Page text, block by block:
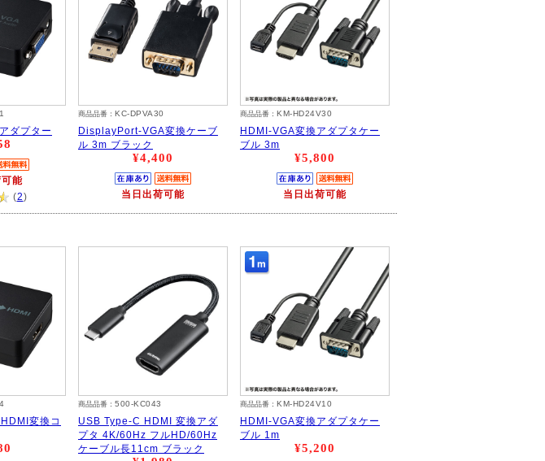
ダプター
可能
(2)
商品品番： KC-DPVA30
DisplayPort-VGA変換ケーブ
ル 3m ブラック
¥4,400
当日出荷可能
商品品番： KM-HD24V30
HDMI-VGA変換アダプタケー
ブル 3m
¥5,800
当日出荷可能
変換コ
商品品番： 500-KC043
USB Type-C HDMI 変換アダ
プタ 4K/60Hz フルHD/60Hz
ケーブル長11cm ブラック
商品品番： KM-HD24V10
HDMI-VGA変換アダプタケー
ブル 1m
¥5,200